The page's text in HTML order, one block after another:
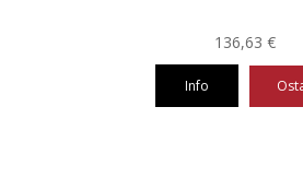
136,63 €
Info